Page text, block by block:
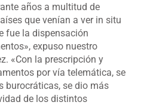
años a multitud de
que venían a ver in situ
fue la dispensación
expuso nuestro
«Con la prescripción y
por vía telemática, se
burocráticas, se dio más
de los distintos